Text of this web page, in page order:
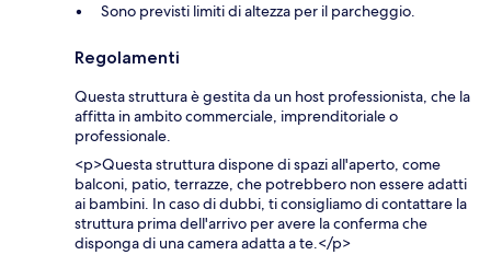
Sono previsti limiti di altezza per il parcheggio.
Regolamenti
Questa struttura è gestita da un host professionista, che la
affitta in ambito commerciale, imprenditoriale o
professionale.
<p>Questa struttura dispone di spazi all'aperto, come
balconi, patio, terrazze, che potrebbero non essere adatti
ai bambini. In caso di dubbi, ti consigliamo di contattare la
struttura prima dell'arrivo per avere la conferma che
disponga di una camera adatta a te.</p>